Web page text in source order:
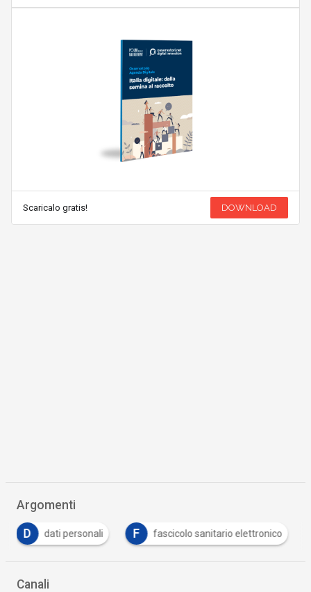
Scaricalo gratis! DOWNLOAD
Argomenti
F fascicolo sanitario elettronico F formazione
Canali